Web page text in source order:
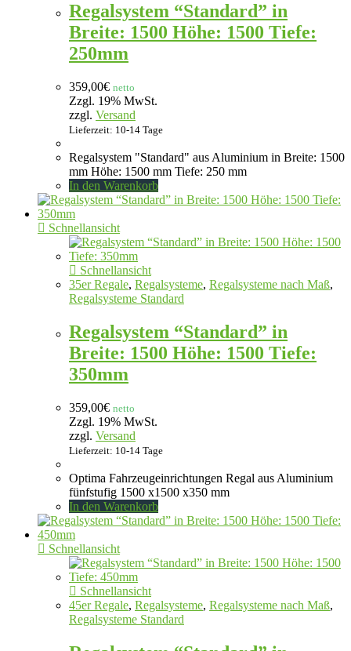
Regalsystem “Standard” in
Breite: 1500 Höhe: 1500 Tiefe:
250mm
359,00€ netto
Zzgl. 19% MwSt.
zzgl. Versand
Lieferzeit: 10-14 Tage
Regalsystem "Standard" aus Aluminium in Breite: 1500
mm Höhe: 1500 mm Tiefe: 250 mm
In den Warenkorb
Schnellansicht
Schnellansicht
35er Regale, Regalsysteme, Regalsysteme nach Maß,
Regalsysteme Standard
Regalsystem “Standard” in
Breite: 1500 Höhe: 1500 Tiefe:
350mm
359,00€ netto
Zzgl. 19% MwSt.
zzgl. Versand
Lieferzeit: 10-14 Tage
Optima Fahrzeugeinrichtungen Regal aus Aluminium
fünfstufig 1500 x1500 x350 mm
In den Warenkorb
Schnellansicht
Schnellansicht
45er Regale, Regalsysteme, Regalsysteme nach Maß,
Regalsysteme Standard